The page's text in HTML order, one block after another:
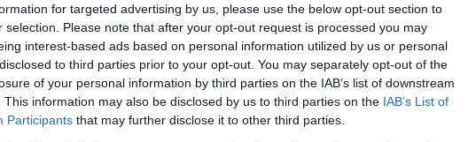
for targeted advertising by us, please use the below opt-out section to
selection. Please note that after your opt-out request is processed you may
interest-based ads based on personal information utilized by us or personal
to third parties prior to your opt-out. You may separately opt-out of the
of your personal information by third parties on the IAB’s list of downstream
This information may also be disclosed by us to third parties on the IAB’s List of
Participants that may further disclose it to other third parties.